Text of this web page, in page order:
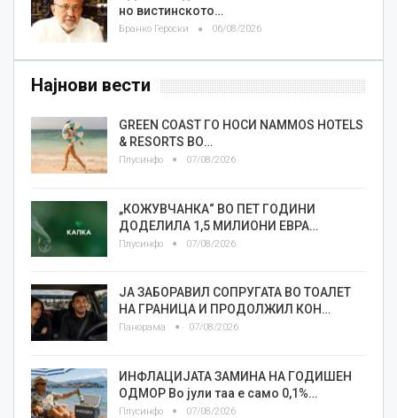
но вистинското…
Бранко Героски 06/08/2026
Најнови вести
GREEN COAST ГО НОСИ NAMMOS HOTELS
& RESORTS ВО…
Плусинфо 07/08/2026
„КОЖУВЧАНКА“ ВО ПЕТ ГОДИНИ
ДОДЕЛИЛА 1,5 МИЛИОНИ ЕВРА…
Плусинфо 07/08/2026
ЈА ЗАБОРАВИЛ СОПРУГАТА ВО ТОАЛЕТ
НА ГРАНИЦА И ПРОДОЛЖИЛ КОН…
Панорама 07/08/2026
ИНФЛАЦИЈАТА ЗАМИНА НА ГОДИШЕН
ОДМОР Во јули таа е само 0,1%…
Плусинфо 07/08/2026